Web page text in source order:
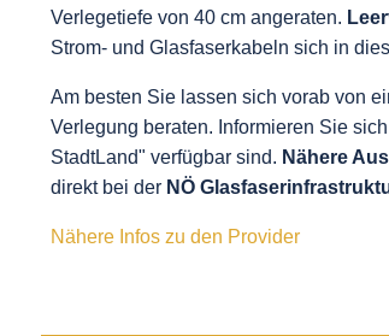
Verlegetiefe von 40 cm angeraten.
Strom- und Glasfaserkabeln sich in
Am besten Sie lassen sich vorab von
Verlegung beraten. Informieren Sie
StadtLand" verfügbar sind. Nähere
direkt bei der NÖ
Nähere Infos zu den Provider